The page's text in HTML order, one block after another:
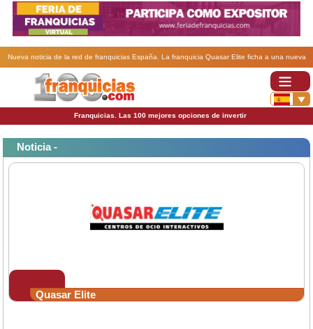
Nueva noticia de la red de franquicias España. La franquicia Quasar Elite ficha a una nueva
promesa del motociclismo.
Franquicias. Las 100 mejores opciones de invertir
Noticia -
Quasar Elite